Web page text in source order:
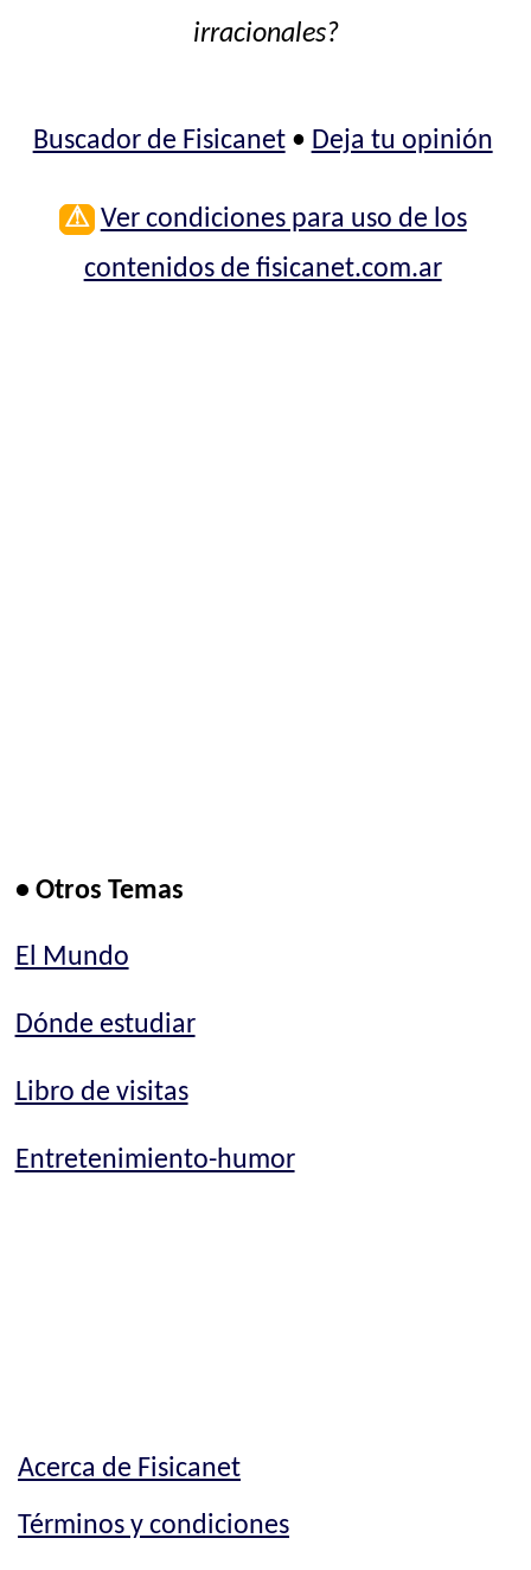
irracionales?
Buscador de Fisicanet• Deja tu opinión
⚠ Ver condiciones para uso de los
contenidos de fisicanet.com.ar
• Otros Temas
El Mundo
Dónde estudiar
Libro de visitas
Entretenimiento-humor
Acerca de Fisicanet
Términos y condiciones